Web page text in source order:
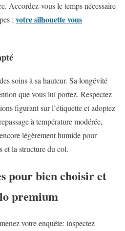
Accordez-vous le temps nécessaire
; votre silhouette vous
soins à sa hauteur. Sa longévité
que vous lui portez. Respectez
figurant sur l’étiquette et adoptez
à température modérée,
légèrement humide pour
et la structure du col.
pour bien choisir et
premium
votre enquête: inspectez